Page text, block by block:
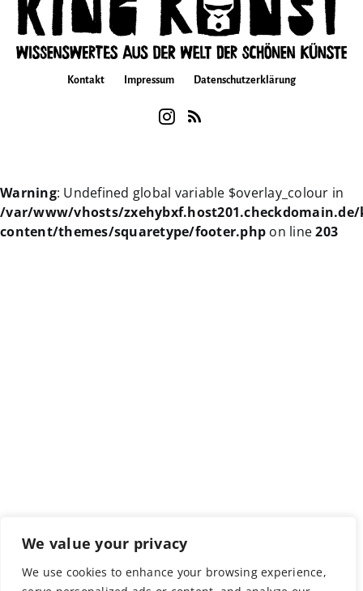
We value your privacy
We use cookies to enhance your browsing experience,
Kontakt Impressum Datenschutzerklärung
Warning: Undefined global variable $overlay_colour in
/var/www/vhosts/
content/themes/squaretype/footer.php on line203